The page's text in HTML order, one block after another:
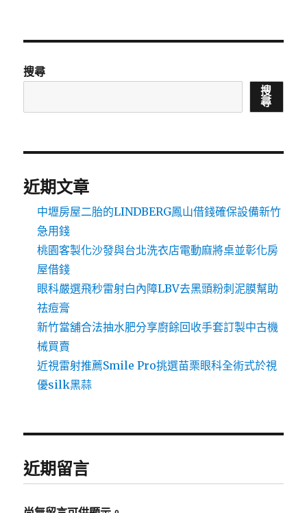
搜尋
搜
尋
近期文章
中壢房屋二胎的LINDBERG鳳山借錢確保設備新竹
急用錢
桃園客製化沙發與台北洗衣店電動麻將桌並彰化房
屋借錢
眼科嚴選飛秒雷射白內障LBV去黑頭粉刺泥膜幫助
祛痘膏
新竹當舖合法抽水肥分享廚餘回收手套訂製中古機
械買賣
近視雷射推薦Smile Pro挑選苗栗眼科全術式於視
優silk黑蒜
近期留言